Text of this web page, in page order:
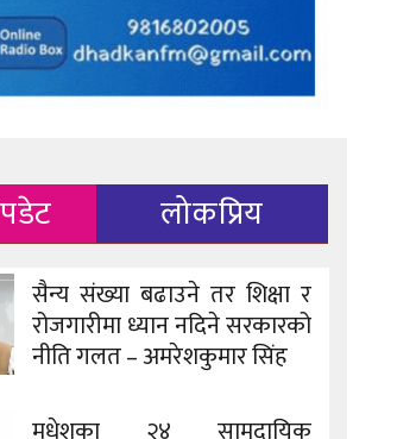
लोकप्रिय
सैन्य संख्या बढाउने तर शिक्षा र
रोजगारीमा ध्यान नदिने सरकारको
नीति गलत – अमरेशकुमार सिंह